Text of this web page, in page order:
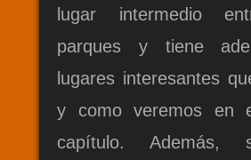
lugar intermedio
parques y tiene
lugares interesantes
y como veremos en
capítulo. Además,